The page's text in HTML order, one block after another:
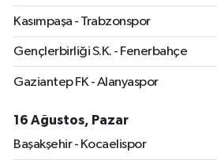
Kasımpaşa - Trabzonspor
Gençlerbirliği S.K. - Fenerbahçe
Gaziantep FK - Alanyaspor
16 Ağustos, Pazar
Başakşehir - Kocaelispor